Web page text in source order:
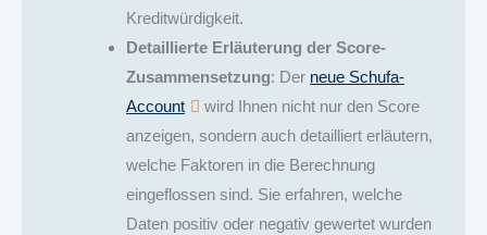
Kreditwürdigkeit.
Detaillierte Erläuterung der Score-
Zusammensetzung: Der neue Schufa-
Account
wird Ihnen nicht nur den Score
anzeigen, sondern auch detailliert erläutern,
welche Faktoren in die Berechnung
eingeflossen sind. Sie erfahren, welche
Daten positiv oder negativ gewertet wurden